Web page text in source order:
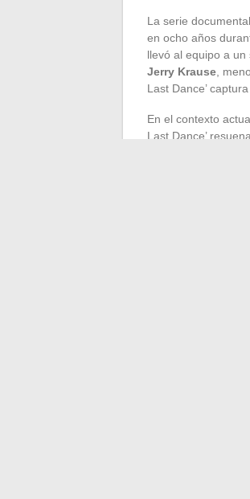
La serie
en ocho años
llevó al equipo a un
Jerry Krause ,
Last Dance’
En el contexto
Last Dance’